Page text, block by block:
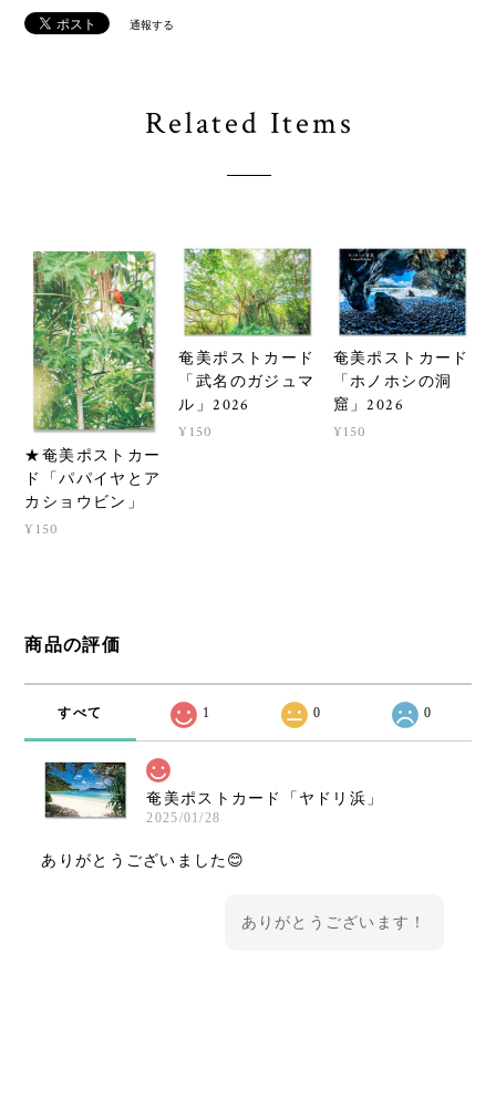
通報する
Related Items
★奄美ポストカー
ド「パパイヤとア
カショウビン」
¥150
奄美ポストカード
「武名のガジュマ
ル」2026
¥150
奄美ポストカード
「ホノホシの洞
窟」2026
¥150
商品の評価
すべて 1 0 0
奄美ポストカード「ヤドリ浜」
2025/01/28
ありがとうございました😊
ありがとうございます！